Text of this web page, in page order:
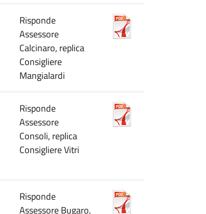
Risponde
Assessore
Calcinaro, replica
Consigliere
Mangialardi
Risponde
Assessore
Consoli, replica
Consigliere Vitri
Risponde
Assessore Bugaro,